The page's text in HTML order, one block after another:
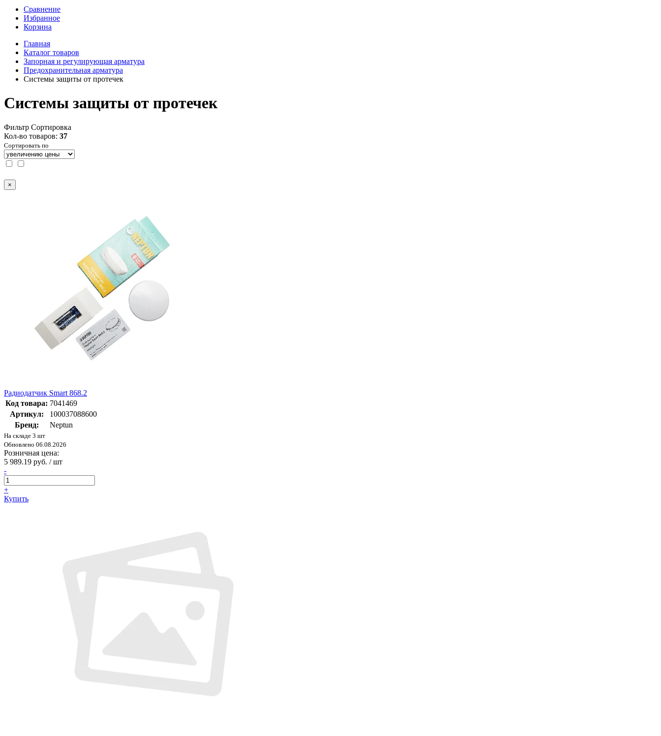
Сравнение
Избранное
Корзина
Главная
Каталог товаров
Запорная и регулирующая арматура
Предохранительная арматура
Системы защиты от протечек
Системы защиты от протечек
Фильтр Сортировка
Кол-во товаров: 37
Сортировать по
×
Радиодатчик Smart 868.2
Код товара: 7041469
Артикул:
100037088600
Бренд:
Neptun
На складе 3 шт
Обновлено 06.08.2026
Розничная цена:
5 989.19 руб. / шт
-
+
Купить